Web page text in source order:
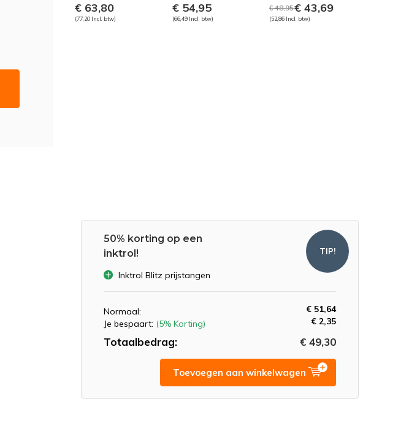
€ 63,80
(77,20 Incl. btw)
€ 54,95
(66,49 Incl. btw)
€ 48,95€ 43,69
(52,86 Incl. btw)
50% korting op een
inktrol!
Inktrol Blitz prijstangen
Normaal:
€ 51,64
Je bespaart: (5% Korting) € 2,35
Totaalbedrag: € 49,30
TIP!
Toevoegen aan winkelwagen